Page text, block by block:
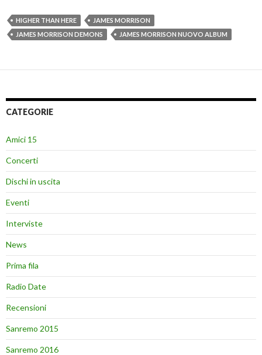
HIGHER THAN HERE
JAMES MORRISON
JAMES MORRISON DEMONS
JAMES MORRISON NUOVO ALBUM
CATEGORIE
Amici 15
Concerti
Dischi in uscita
Eventi
Interviste
News
Prima fila
Radio Date
Recensioni
Sanremo 2015
Sanremo 2016